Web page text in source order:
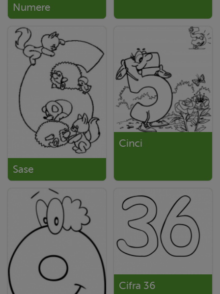
Numere
Sase
Cinci
Cifra 36